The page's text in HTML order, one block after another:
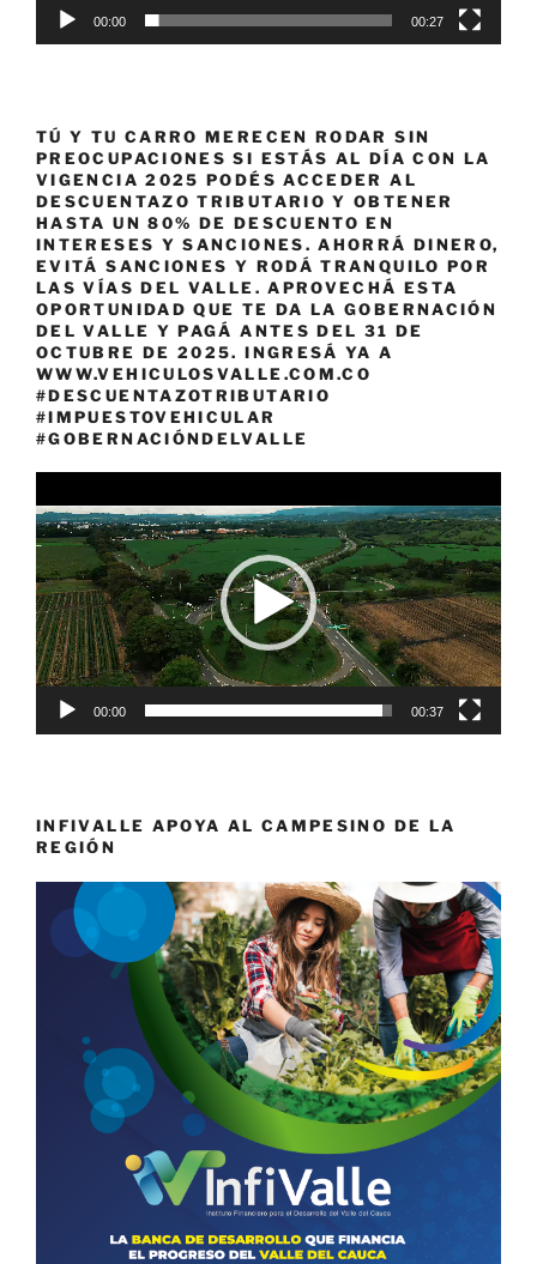
00:00 00:27
TÚ Y TU CARRO MERECEN RODAR SIN
PREOCUPACIONES SI ESTÁS AL DÍA CON LA
VIGENCIA 2025 PODÉS ACCEDER AL
DESCUENTAZO TRIBUTARIO Y OBTENER
HASTA UN 80% DE DESCUENTO EN
INTERESES Y SANCIONES. AHORRÁ DINERO,
EVITÁ SANCIONES Y RODÁ TRANQUILO POR
LAS VÍAS DEL VALLE. APROVECHÁ ESTA
OPORTUNIDAD QUE TE DA LA GOBERNACIÓN
DEL VALLE Y PAGÁ ANTES DEL 31 DE
OCTUBRE DE 2025. INGRESÁ YA A
WWW.VEHICULOSVALLE.COM.CO
#DESCUENTAZOTRIBUTARIO
#IMPUESTOVEHICULAR
#GOBERNACIÓNDELVALLE
de
vídeo
00:00 00:37
INFIVALLE APOYA AL CAMPESINO DE LA
REGIÓN